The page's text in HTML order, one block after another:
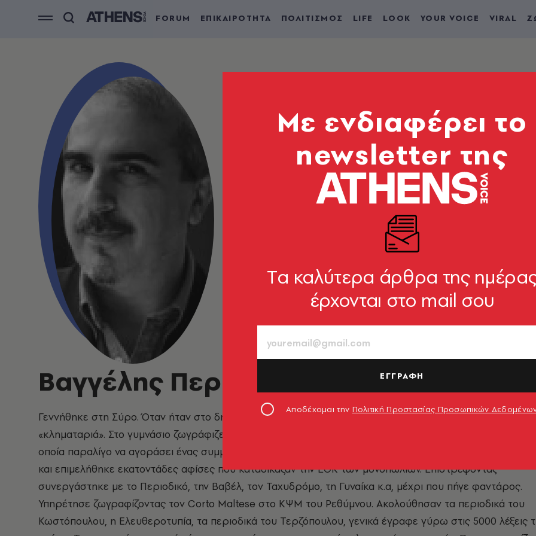
FORUM ΕΠΙΚΑΙΡΟΤΗΤΑ ΠΟΛΙΤΙΣΜΟΣ LIFE LOOK YOUR VOICE VIRAL
Βαγγέλης Περρής
Γεννήθηκε στη Σύρο. Όταν ήταν στο δημοτικό έπαιξε στο θέατρο τους ρόλους «χελιδόνι», «Κέκροπας»
«κληματαριά». Στο γυμνάσιο ζωγράφιζε στον πίνακα Μίκυ Μάους και εξέδωσε την εφημερίδα «Γκαμήλα»,
οποία παραλίγο να αγοράσει ένας συμμαθητής του. Έφυγε στα μακρινά ξένα για να σπουδάσει
και επιμελήθηκε εκατοντάδες αφίσες που καταδίκαζαν την ΕΟΚ των μονοπωλίων. Επιστρέφοντας
συνεργάστηκε με το Περιοδικό, την Βαβέλ, τον Ταχυδρόμο, τη Γυναίκα κ.α, μέχρι που πήγε φαντάρος.
Υπηρέτησε ζωγραφίζοντας τον Corto Maltese στο ΚΨΜ του Ρεθύμνου. Ακολούθησαν τα περιοδικά του
Κωστόπουλου, η Ελευθεροτυπία, τα περιοδικά του Τερζόπουλου, γενικά έγραφε γύρω στις 5000 λέξεις
Mε ενδιαφέρει το
newsletter της
Tα καλύτερα άρθρα της
έρχονται στο mail σου
ΕΓΓΡΑΦΗ
Αποδέχομαι την Πολιτική Προστασίας Προσωπικών